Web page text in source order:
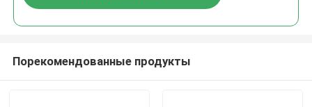
Порекомендованные продукты